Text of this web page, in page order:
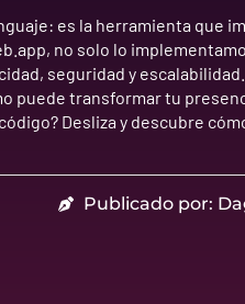
es la herramienta que
no solo lo
seguridad y
puede transformar tu
Desliza y descubre
Publicado por: